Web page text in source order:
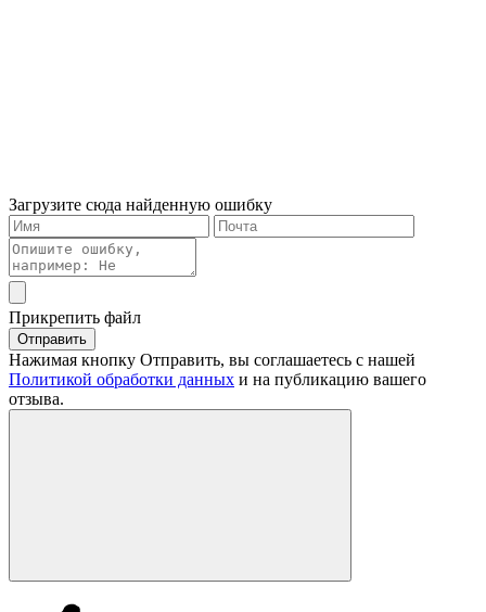
Загрузите сюда найденную ошибку
Прикрепить файл
Отправить
Нажимая кнопку Отправить, вы соглашаетесь с нашей
Политикой обработки данных и на публикацию вашего
отзыва.